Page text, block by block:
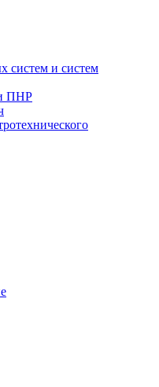
систем и систем
ПНР